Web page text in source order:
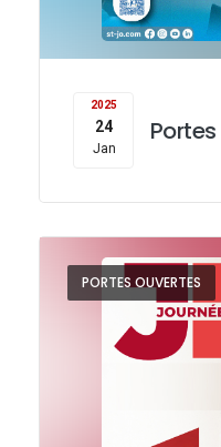
2025
24
Jan
PORTES OUVERTES